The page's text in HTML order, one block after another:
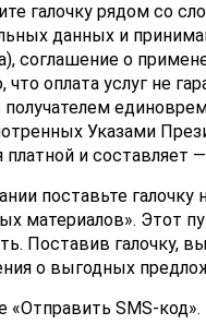
галочку рядом со
данных и
соглашение о
что оплата услуг не
Указами
платной и составляет
поставьте
материалов». Этот
Поставив галочку,
о выгодных
«Отправить SMS-код».